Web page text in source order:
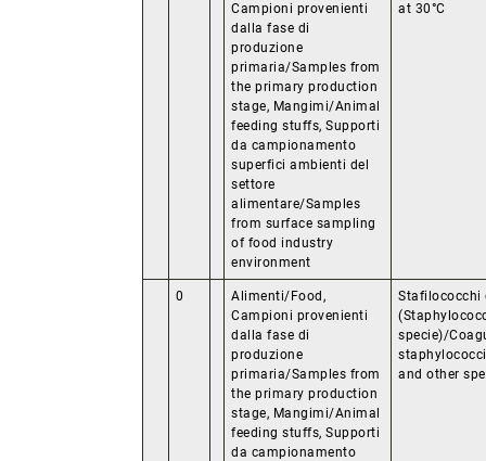
Campioni provenienti
dalla fase di
produzione
primaria/Samples from
the primary production
stage, Mangimi/Animal
feeding stuffs, Supporti
da campionamento
superfici ambienti del
settore
alimentare/Samples
from surface sampling
of food industry
environment
at 30°C
0
Alimenti/Food,
Campioni provenienti
dalla fase di
produzione
primaria/Samples from
the primary production
stage, Mangimi/Animal
feeding stuffs, Supporti
da campionamento
Stafilococchi
specie)/
and other